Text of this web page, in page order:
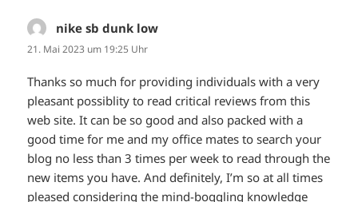
nike sb dunk low
21. Mai 2023 um 19:25 Uhr
Thanks so much for providing individuals with a very
pleasant possiblity to read critical reviews from this
web site. It can be so good and also packed with a
good time for me and my office mates to search your
blog no less than 3 times per week to read through the
new items you have. And definitely, I’m so at all times
pleased considering the mind-boggling knowledge